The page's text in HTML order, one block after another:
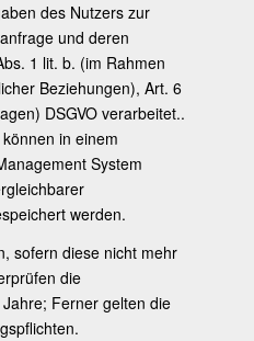
des Nutzers zur
und deren
1 lit. b. (im Rahmen
Beziehungen), Art. 6
DSGVO verarbeitet..
in einem
System
werden.
sofern diese nicht mehr
die
Ferner gelten die